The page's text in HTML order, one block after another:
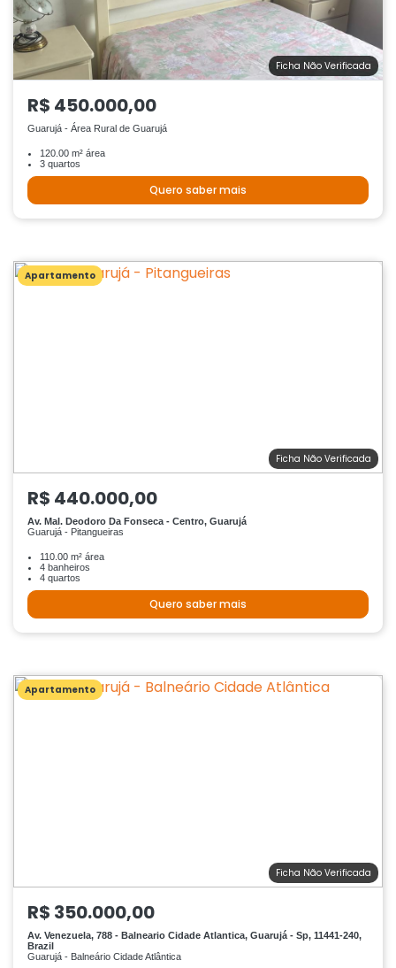
Ficha Não Verificada
R$ 450.000,00
Guarujá - Área Rural de Guarujá
120.00 m² área
3 quartos
Quero saber mais
Apartamento
Ficha Não Verificada
R$ 440.000,00
Av. Mal. Deodoro Da Fonseca - Centro, Guarujá
Guarujá - Pitangueiras
110.00 m² área
4 banheiros
4 quartos
Quero saber mais
Apartamento
Ficha Não Verificada
R$ 350.000,00
Av. Venezuela, 788 - Balneario Cidade Atlantica, Guarujá - Sp, 11441-240,
Brazil
Guarujá - Balneário Cidade Atlântica